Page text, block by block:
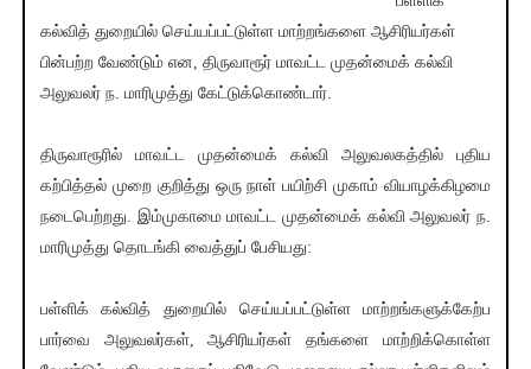
கல்வித் துறையில் செய்யப்பட்டுள்ள மாற்றங்களை ஆசிரியர்கள்
பின்பற்ற வேண்டும் என, திருவாரூர் மாவட்ட முதன்மைக் கல்வி
அலுவலர் ந. மாரிமுத்து கேட்டுக்கொண்டார்.
திருவாரூரில் மாவட்ட முதன்மைக் கல்வி அலுவலகத்தில் புதிய
கற்பித்தல் முறை குறித்து ஒரு நாள் பயிற்சி முகாம் வியாழக்கிழமை
நடைபெற்றது. இம்முகாமை மாவட்ட முதன்மைக் கல்வி அலுவலர் ந.
மாரிமுத்து தொடங்கி வைத்துப் பேசியது:
பள்ளிக் கல்வித் துறையில் செய்யப்பட்டுள்ள மாற்றங்களுக்கேற்ப
பார்வை அலுவலர்கள், ஆசிரியர்கள் தங்களை மாற்றிக்கொள்ள